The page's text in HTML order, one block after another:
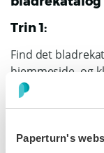
Paperturn's
Trin 1:
Find det
hjemmeside, og
Trin 2: